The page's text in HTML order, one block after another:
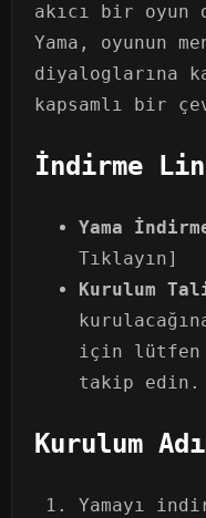
akıcı bir oyun
Yama, oyunun
diyaloglarına
kapsamlı bir
İndirme
Yama
Tıklayın]
Kurulum
için lütfen
takip edin.
Kurulum
Yamayı